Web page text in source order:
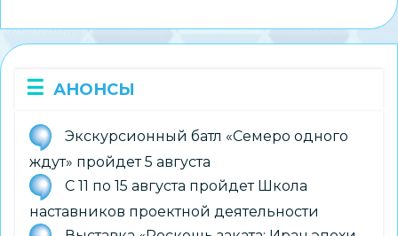
АНОНСЫ
Экскурсионный батл «Семеро одного
ждут» пройдет 5 августа
С 11 по 15 августа пройдет Школа
наставников проектной деятельности